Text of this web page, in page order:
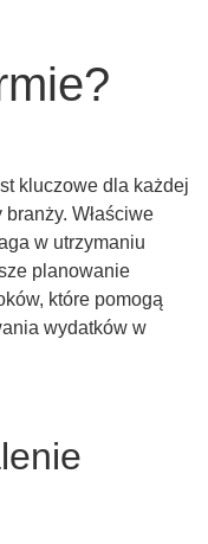
kluczowe dla każdej
Właściwe
w utrzymaniu
planowanie
które pomogą
wydatków w